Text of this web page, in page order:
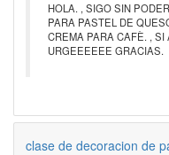
HOLA. , SIGO SIN
PARA PASTEL DE
CREMA PARA CAFÈ. ,
URGEEEEEE GRACIAS.
clase de decoracion de